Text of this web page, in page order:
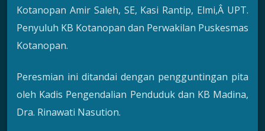
Kotanopan Amir Saleh, SE, Kasi Rantip, Elmi,Â UPT.
Penyuluh KB Kotanopan dan Perwakilan Puskesmas
Kotanopan.
Peresmian ini ditandai dengan pengguntingan pita
oleh Kadis Pengendalian Penduduk dan KB Madina,
Dra. Rinawati Nasution.